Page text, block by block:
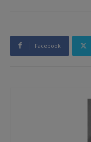
Facebook